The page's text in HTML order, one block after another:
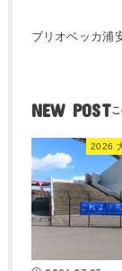
ブリオベッカ
NEW POST
2026